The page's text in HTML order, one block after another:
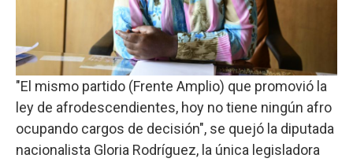
"El mismo partido (Frente Amplio) que promovió la
ley de afrodescendientes, hoy no tiene ningún afro
ocupando cargos de decisión", se quejó la diputada
nacionalista Gloria Rodríguez, la única legisladora